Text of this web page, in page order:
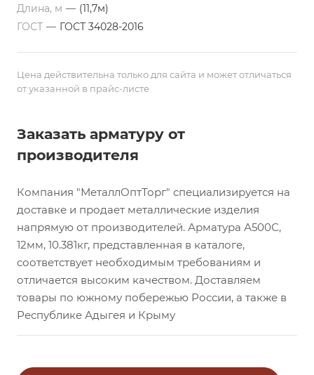
Длина, м — (11,7м)
ГОСТ — ГОСТ 34028-2016
Цена действительна только для сайта и может отличаться
от указанной в прайс-листе
Заказать арматуру от
производителя
Компания "МеталлОптТорг" специализируется на
доставке и продает металлические изделия
напрямую от производителей. Арматура А500С,
12мм, 10.381кг, представленная в каталоге,
соответствует необходимым требованиям и
отличается высоким качеством. Доставляем
товары по южному побережью России, а также в
Республике Адыгея и Крыму